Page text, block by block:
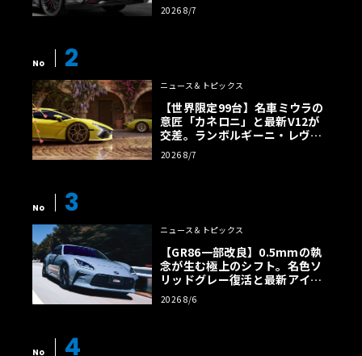
2026 8/7
No 2
ニュース＆トピックス
【世界限定99台】名車ミウラの
意匠「カネロニ」と最新V12が
交差。ランボルギーニ・レヴエ
ルトに60周年記念車が登場
2026 8/7
No 3
ニュース＆トピックス
【GR86一部改良】0.5mmの執
念が生む極上のシフト。名色ソ
リッドグレー復活と最新アイサ
イトでFRの極みへ
2026 8/6
No 4